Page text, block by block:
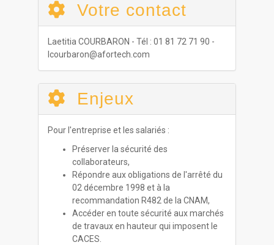
Votre contact
Laetitia COURBARON - Tél : 01 81 72 71 90 -
lcourbaron@afortech.com
Enjeux
Pour l'entreprise et les salariés :
Préserver la sécurité des
collaborateurs,
Répondre aux obligations de l'arrêté du
02 décembre 1998 et à la
recommandation R482 de la CNAM,
Accéder en toute sécurité aux marchés
de travaux en hauteur qui imposent le
CACES.